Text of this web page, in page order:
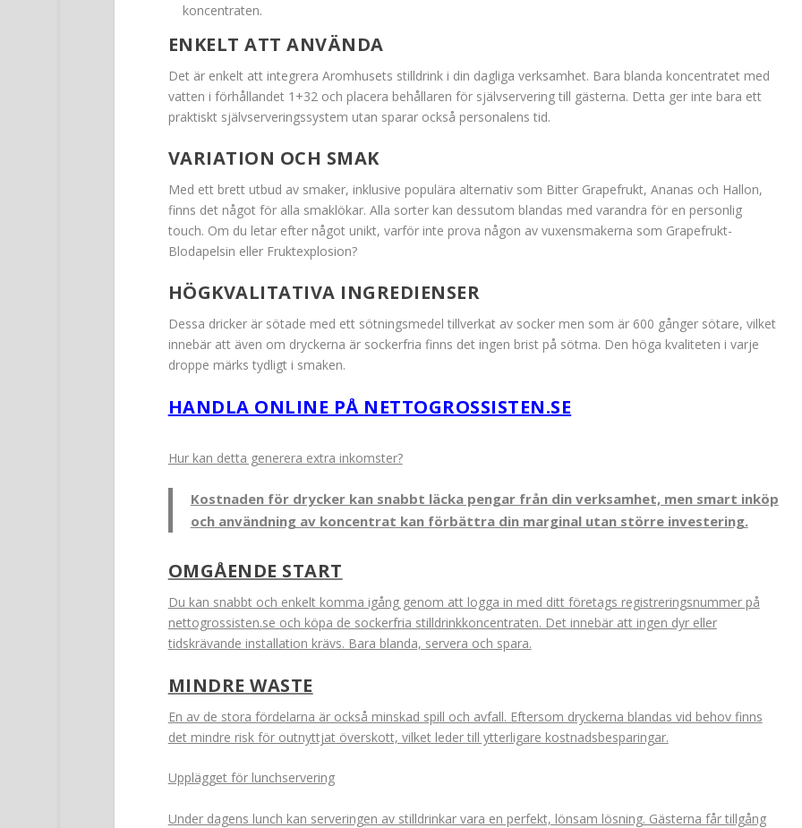
koncentraten.
ENKELT ATT ANVÄNDA
Det är enkelt att integrera Aromhusets stilldrink i din dagliga verksamhet. Bara blanda koncentratet med
vatten i förhållandet 1+32 och placera behållaren för självservering till gästerna. Detta ger inte bara ett
praktiskt självserveringssystem utan sparar också personalens tid.
VARIATION OCH SMAK
Med ett brett utbud av smaker, inklusive populära alternativ som Bitter Grapefrukt, Ananas och Hallon,
finns det något för alla smaklökar. Alla sorter kan dessutom blandas med varandra för en personlig
touch. Om du letar efter något unikt, varför inte prova någon av vuxensmakerna som Grapefrukt-
Blodapelsin eller Fruktexplosion?
HÖGKVALITATIVA INGREDIENSER
Dessa dricker är sötade med ett sötningsmedel tillverkat av socker men som är 600 gånger sötare, vilket
innebär att även om dryckerna är sockerfria finns det ingen brist på sötma. Den höga kvaliteten i varje
droppe märks tydligt i smaken.
HANDLA ONLINE PÅ NETTOGROSSISTEN.SE
Hur kan detta generera extra inkomster?
Kostnaden för drycker kan snabbt läcka pengar från din verksamhet, men smart inköp
och användning av koncentrat kan förbättra din marginal utan större investering.
OMGÅENDE START
Du kan snabbt och enkelt komma igång genom att logga in med ditt företags registreringsnummer på
nettogrossisten.se och köpa de sockerfria stilldrinkkoncentraten. Det innebär att ingen dyr eller
tidskrävande installation krävs. Bara blanda, servera och spara.
MINDRE WASTE
En av de stora fördelarna är också minskad spill och avfall. Eftersom dryckerna blandas vid behov finns
det mindre risk för outnyttjat överskott, vilket leder till ytterligare kostnadsbesparingar.
Upplägget för lunchservering
Under dagens lunch kan serveringen av stilldrinkar vara en perfekt, lönsam lösning. Gästerna får tillgång